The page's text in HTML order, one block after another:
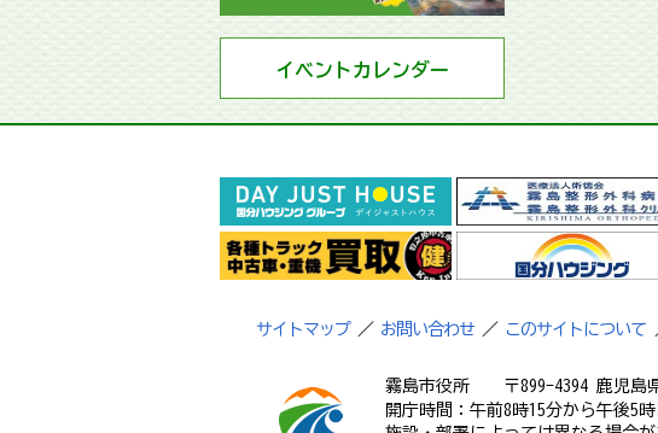
イベントカレンダー
サイトマップ ／ お問い合わせ ／ このサイトについて
霧島市役所
〒899-4394 鹿児島
開庁時間：午前8時15分から午後5